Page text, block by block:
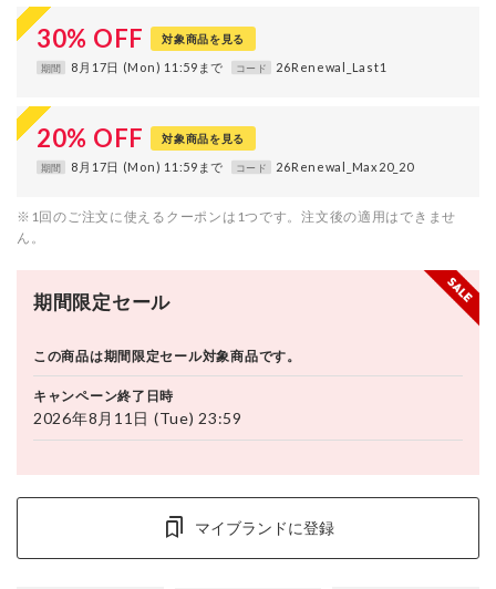
30% OFF 対象商品を見る
期間 8月17日 (Mon) 11:59まで コード 26Renewal_Last1
20% OFF 対象商品を見る
期間 8月17日 (Mon) 11:59まで コード 26Renewal_Max20_20
※1回のご注文に使えるクーポンは1つです。注文後の適用はできませ
ん。
期間限定セール
この商品は期間限定セール対象商品です。
キャンペーン終了日時
2026年8月11日 (Tue) 23:59
マイブランドに登録